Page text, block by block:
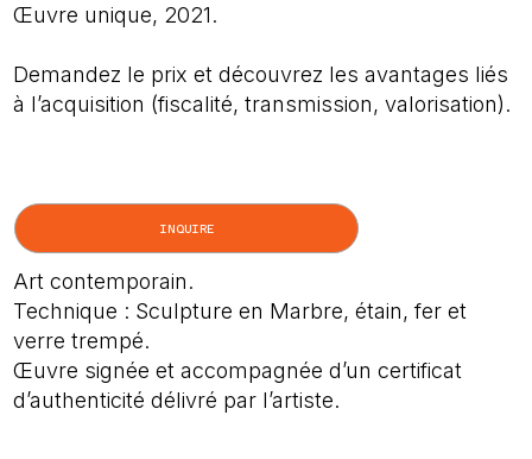
Œuvre unique, 2021.
Demandez le prix et découvrez les avantages liés
à l’acquisition (fiscalité, transmission, valorisation).
INQUIRE
Art contemporain.
Technique : Sculpture en Marbre, étain, fer et
verre trempé.
Œuvre signée et accompagnée d’un certificat
d’authenticité délivré par l’artiste.